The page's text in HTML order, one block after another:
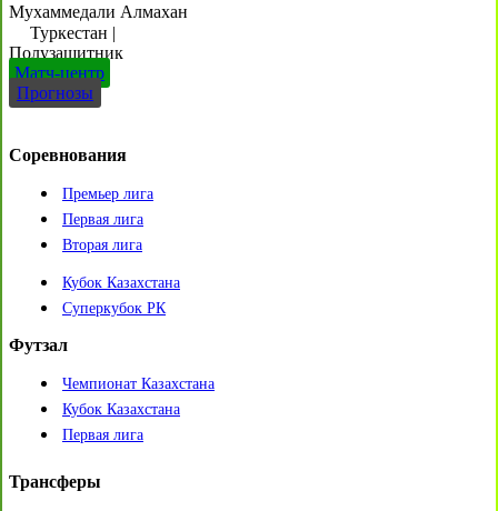
Мухаммедали Алмахан
Туркестан |
Полузащитник
Матч-центр
Прогнозы
Соревнования
Премьер лига
Первая лига
Вторая лига
Кубок Казахстана
Суперкубок РК
Футзал
Чемпионат Казахстана
Кубок Казахстана
Первая лига
Трансферы